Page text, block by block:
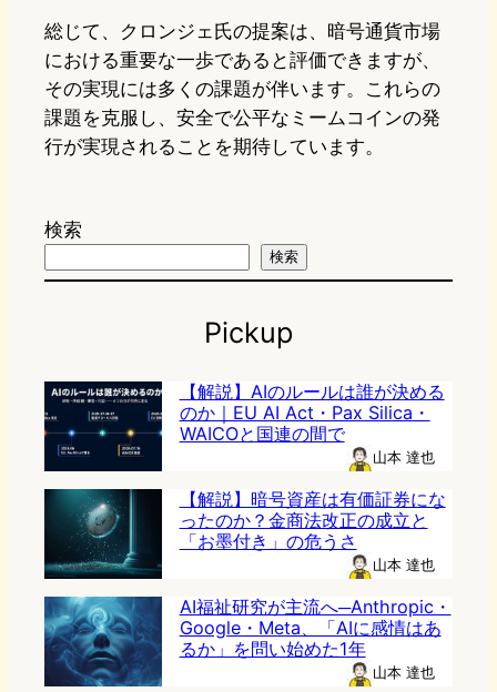
総じて、クロンジェ氏の提案は、暗号通貨市場
における重要な一歩であると評価できますが、
その実現には多くの課題が伴います。これらの
課題を克服し、安全で公平なミームコインの発
行が実現されることを期待しています。
検索
検索
Pickup
【解説】AIのルールは誰が決める
のか｜EU AI Act・Pax Silica・
WAICOと国連の間で
山本 達也
【解説】暗号資産は有価証券にな
ったのか？金商法改正の成立と
「お墨付き」の危うさ
山本 達也
AI福祉研究が主流へ─Anthropic・
Google・Meta、「AIに感情はあ
るか」を問い始めた1年
山本 達也